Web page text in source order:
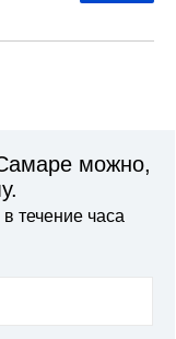
можно,
течение часа